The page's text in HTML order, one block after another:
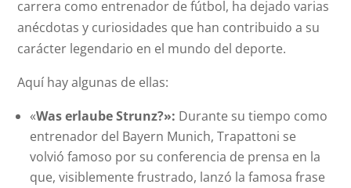
carrera como entrenador de fútbol, ha dejado varias
anécdotas y curiosidades que han contribuido a su
carácter legendario en el mundo del deporte.
Aquí hay algunas de ellas:
«Was erlaube Strunz?»: Durante su tiempo como
entrenador del Bayern Munich, Trapattoni se
volvió famoso por su conferencia de prensa en la
que, visiblemente frustrado, lanzó la famosa frase